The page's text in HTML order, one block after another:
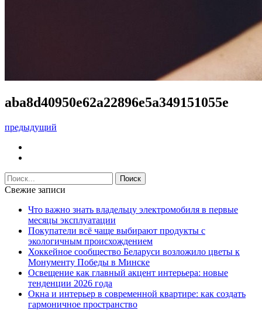
aba8d40950e62a22896e5a349151055e
предыдущий
Свежие записи
Что важно знать владельцу электромобиля в первые
месяцы эксплуатации
Покупатели всё чаще выбирают продукты с
экологичным происхождением
Хоккейное сообщество Беларуси возложило цветы к
Монументу Победы в Минске
Освещение как главный акцент интерьера: новые
тенденции 2026 года
Окна и интерьер в современной квартире: как создать
гармоничное пространство